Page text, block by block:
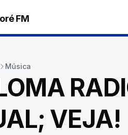
FM
Música
VEJA!